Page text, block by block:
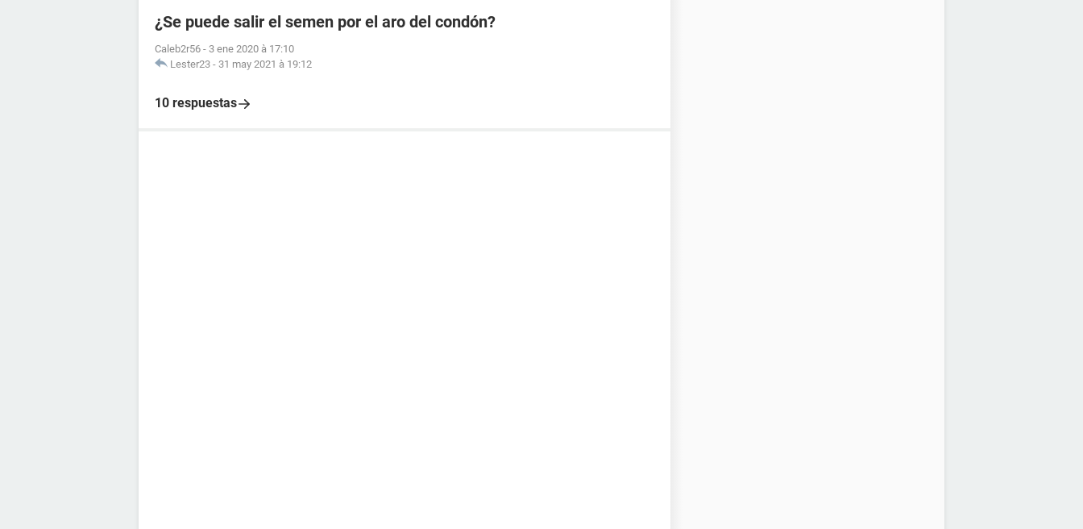
¿Se puede salir el semen por el aro del condón?
Caleb2r56 - 3 ene 2020 à 17:10
Lester23 - 31 may 2021 à 19:12
10 respuestas